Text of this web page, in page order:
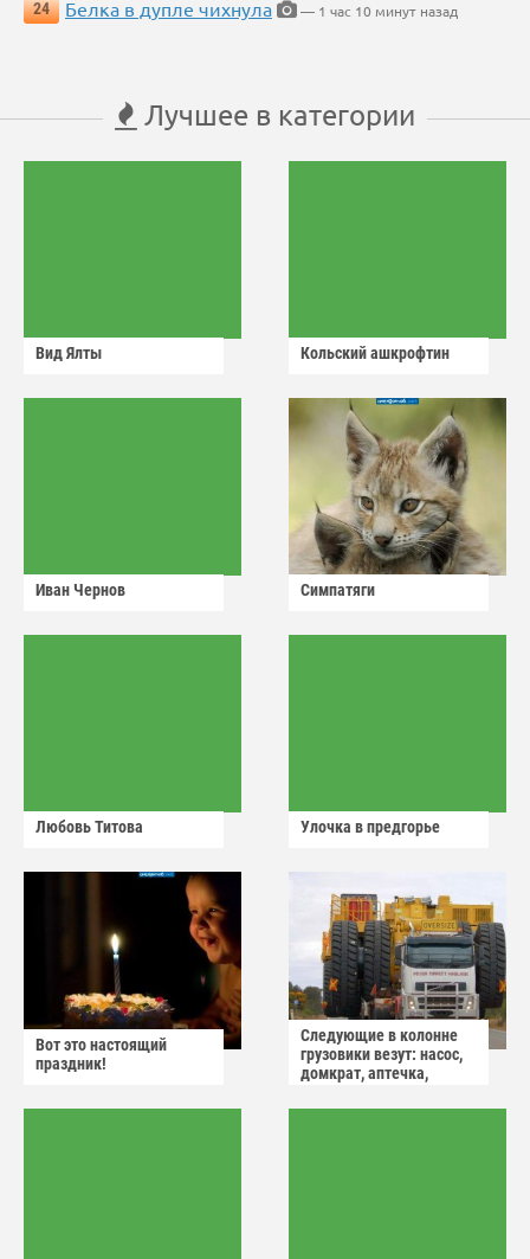
24
Белка в дупле чихнула — 1 час 10 минут назад
Лучшее в категории
Вид Ялты Кольский ашкрофтин
Иван Чернов Симпатяги
Любовь Титова Улочка в предгорье
Вот это настоящий
праздник!
Следующие в колонне
грузовики везут: насос,
домкрат, аптечка,